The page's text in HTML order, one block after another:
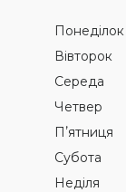
Понеділок
Вівторок
Середа
Четвер
Пʼятниця
Субота
Неділя